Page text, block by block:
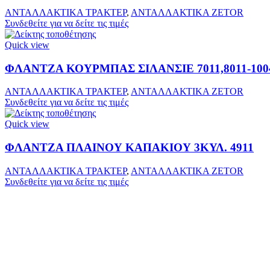
ΑΝΤΑΛΛΑΚΤΙΚΑ ΤΡΑΚΤΕΡ, ΑΝΤΑΛΛΑΚΤΙΚΑ ZETOR
Συνδεθείτε για να δείτε τις τιμές
Quick view
ΦΛΑΝΤΖΑ ΚΟΥΡΜΠΑΣ ΣΙΛΑΝΣΙΕ 7011,8011-
ΑΝΤΑΛΛΑΚΤΙΚΑ ΤΡΑΚΤΕΡ, ΑΝΤΑΛΛΑΚΤΙΚΑ ZETOR
Συνδεθείτε για να δείτε τις τιμές
Quick view
ΦΛΑΝΤΖΑ ΠΛΑΙΝΟΥ ΚΑΠΑΚΙΟΥ 3ΚΥΛ. 4911
ΑΝΤΑΛΛΑΚΤΙΚΑ ΤΡΑΚΤΕΡ, ΑΝΤΑΛΛΑΚΤΙΚΑ ZETOR
Συνδεθείτε για να δείτε τις τιμές